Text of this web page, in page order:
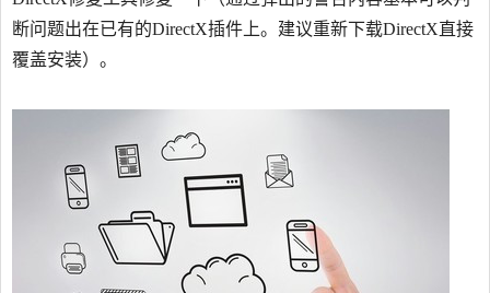
断问题出在已有的DirectX插件上。建议重新下载DirectX直接
覆盖安装）。